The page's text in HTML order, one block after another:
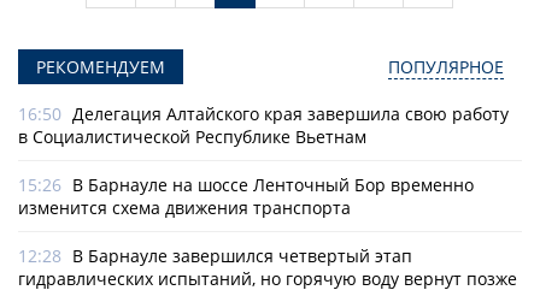
РЕКОМЕНДУЕМ ПОПУЛЯРНОЕ
16:50 Делегация Алтайского края завершила свою работу
в Социалистической Республике Вьетнам
15:26 В Барнауле на шоссе Ленточный Бор временно
изменится схема движения транспорта
12:28 В Барнауле завершился четвертый этап
гидравлических испытаний, но горячую воду вернут позже